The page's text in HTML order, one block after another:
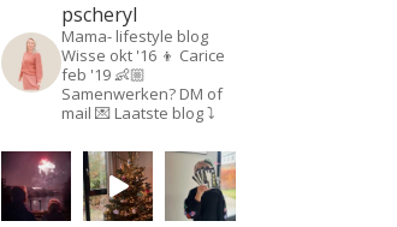
pscheryl
Mama- lifestyle blog
Wisse okt '16 👦 Carice
feb '19 👶🏼
Samenwerken? DM of
mail 💌 Laatste blog ⤵️